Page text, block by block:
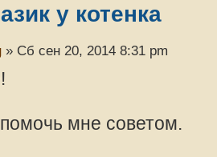
у котенка
» Сб сен 20, 2014 8:31 pm
мне советом.